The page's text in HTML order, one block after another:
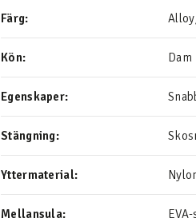
Färg:
Kön: Dam
Egenskaper:
Stängning:
Yttermaterial:
Mellansula: